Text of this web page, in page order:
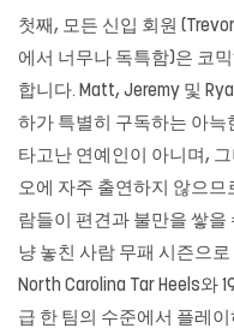
첫째, 모든 신입 회원
에서 너무나 독특함)은 코
합니다. Matt, Jeremy 및
하가 특별히 구독하는 아늑
타고난 연예인이 아니며,
오에 자주 출연하지 않으
람들이 편견과 불만을 쌓을
냥 놓친 사람 무패 시즌으
North Carolina Tar Heels와
급 한 팀의 수준에서 플레